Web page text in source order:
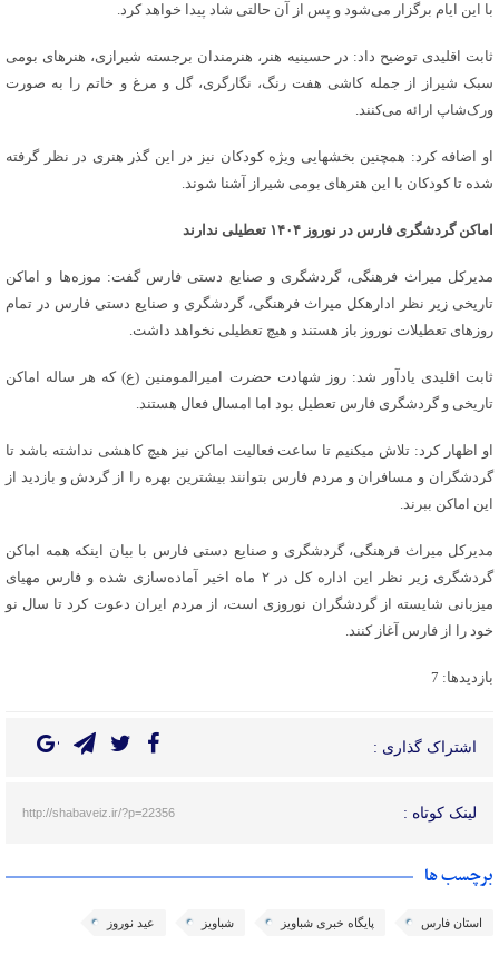
با این ایام برگزار می‌شود و پس از آن حالتی شاد پیدا خواهد کرد.
ثابت اقلیدی توضیح داد: در حسینیه هنر، هنرمندان برجسته شیرازی، هنرهای بومی
سبک شیراز از جمله کاشی هفت رنگ، نگارگری، گل و مرغ و خاتم را به صورت
ورک‌شاپ ارائه می‌کنند.
او اضافه کرد: همچنین بخشهایی ویژه کودکان نیز در این گذر هنری در نظر گرفته
شده تا کودکان با این هنرهای بومی شیراز آشنا شوند.
اماکن گردشگری فارس در نوروز ۱۴۰۴ تعطیلی ندارند
مدیرکل میراث فرهنگی، گردشگری و صنایع دستی فارس گفت: موزه‌ها و اماکن
تاریخی زیر نظر ادارهکل میراث فرهنگی، گردشگری و صنایع دستی فارس در تمام
روزهای تعطیلات نوروز باز هستند و هیچ تعطیلی نخواهد داشت.
ثابت اقلیدی یادآور شد: روز شهادت حضرت امیرالمومنین (ع) که هر ساله اماکن
تاریخی و گردشگری فارس تعطیل بود اما امسال فعال هستند.
او اظهار کرد: تلاش میکنیم تا ساعت فعالیت اماکن نیز هیچ کاهشی نداشته باشد تا
گردشگران و مسافران و مردم فارس بتوانند بیشترین بهره را از گردش و بازدید از
این اماکن ببرند.
مدیرکل میراث فرهنگی، گردشگری و صنایع دستی فارس با بیان اینکه همه اماکن
گردشگری زیر نظر این اداره کل در ۲ ماه اخیر آماده‌سازی شده و فارس مهیای
میزبانی شایسته از گردشگران نوروزی است، از مردم ایران دعوت کرد تا سال نو
خود را از فارس آغاز کنند.
بازدیدها: 7
اشتراک گذاری :
لینک کوتاه : http://shabaveiz.ir/?p=22356
برچسب ها
استان فارس پایگاه خبری شباویز شباویز عید نوروز